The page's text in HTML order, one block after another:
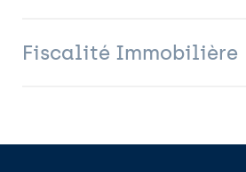
Fiscalité Immobilière